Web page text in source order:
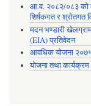
आ.व. २०८२/०८३ को
शिर्षकगत र श्रोतगत
मदन भण्डारी
(EIA) प्रतिवेदन
आवधिक योजना
योजना तथा